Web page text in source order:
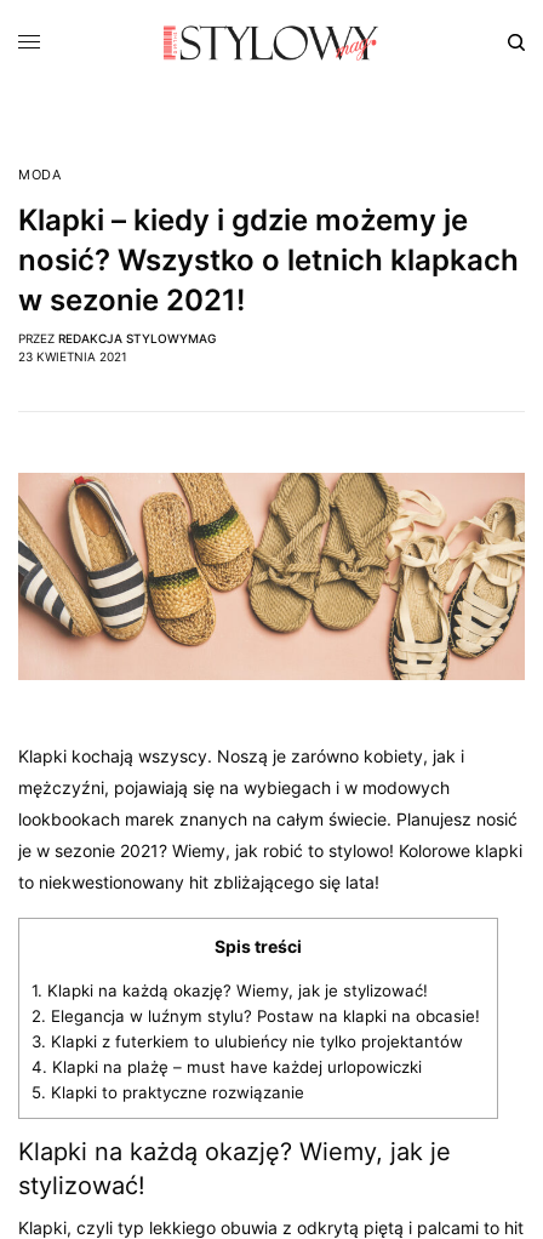
MODA
Klapki – kiedy i gdzie możemy je
nosić? Wszystko o letnich klapkach
w sezonie 2021!
PRZEZ REDAKCJA STYLOWYMAG
23 KWIETNIA 2021
Klapki kochają wszyscy. Noszą je zarówno kobiety, jak i
mężczyźni, pojawiają się na wybiegach i w modowych
lookbookach marek znanych na całym świecie. Planujesz nosić
je w sezonie 2021? Wiemy, jak robić to stylowo! Kolorowe klapki
to niekwestionowany hit zbliżającego się lata!
Spis treści
1. Klapki na każdą okazję? Wiemy, jak je stylizować!
2. Elegancja w luźnym stylu? Postaw na klapki na obcasie!
3. Klapki z futerkiem to ulubieńcy nie tylko projektantów
4. Klapki na plażę – must have każdej urlopowiczki
5. Klapki to praktyczne rozwiązanie
Klapki na każdą okazję? Wiemy, jak je
stylizować!
Klapki, czyli typ lekkiego obuwia z odkrytą piętą i palcami to hit